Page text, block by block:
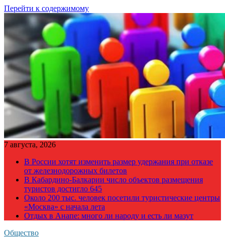
Перейти к содержимому
7 августа, 2026
В России хотят изменить размер удержания при отказе
от железнодорожных билетов
В Кабардино-Балкарии число объектов размещения
туристов достигло 645
Около 200 тыс. человек посетили туристические центры
«Москва» с начала лета
Отдых в Анапе: много ли народу и есть ли мазут
Общество